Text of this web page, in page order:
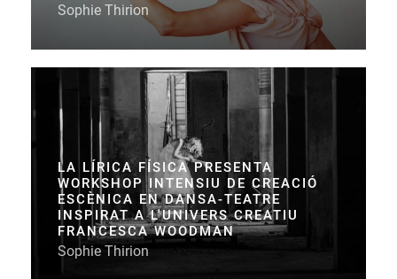
Sophie Thirion
LA LÍRICA FÍSICA PRESENTA
WORKSHOP INTENSIU DE CREACIÓ
ESCÈNICA EN DANSA-TEATRE
INSPIRAT A L'UNIVERS CREATIU
FRANCESCA WOODMAN
Sophie Thirion